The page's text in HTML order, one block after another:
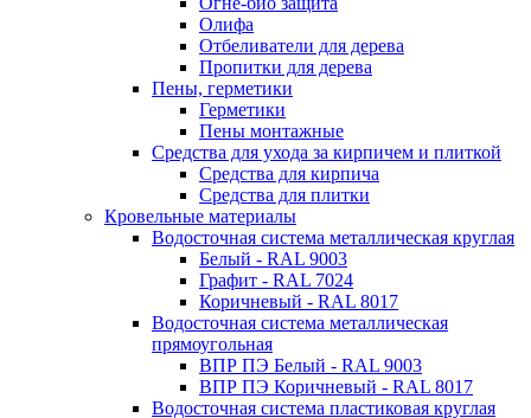
Олифа
Отбеливатели для дерева
Пропитки для дерева
Пены, герметики
Герметики
Пены монтажные
Средства для ухода за кирпичем и плиткой
Средства для кирпича
Средства для плитки
Кровельные материалы
Водосточная система металлическая круглая
Белый - RAL 9003
Графит - RAL 7024
Коричневый - RAL 8017
Водосточная система металлическая
прямоугольная
ВПР ПЭ Белый - RAL 9003
ВПР ПЭ Коричневый - RAL 8017
Водосточная система пластиковая круглая